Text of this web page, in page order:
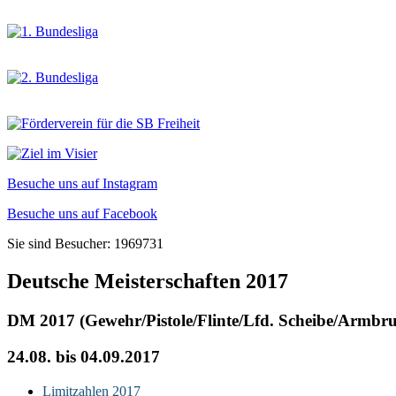
Besuche uns auf Instagram
Besuche uns auf Facebook
Sie sind Besucher: 1969731
Deutsche Meisterschaften 2017
DM 2017 (Gewehr/Pistole/Flinte/Lfd. Scheibe/
24.08. bis 04.09.2017
Limitzahlen 2017